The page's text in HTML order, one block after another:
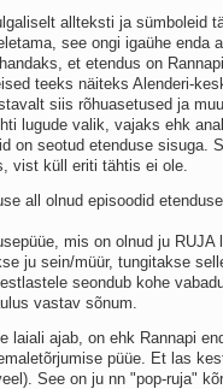
allteksti ja sümboleid
see ongi igaühe enda
et etendus on
teeks näiteks Alenderi-
siis rõhuasetused ja
lugude valik, vajaks ehk
on seotud etenduse sisuga.
vist küll eriti tähtis ei ole.
all olnud episoodid
mis on olnud ju RUJA
ju sein/müür, tungitakse
seondub kohe
vastav sõnum.
laiali ajab, on ehk Rannapi
püüe. Et las
See on ju nn "pop-ruja"